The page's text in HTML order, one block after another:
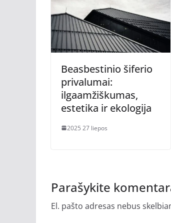
Beasbestinio šiferio
privalumai:
ilgaamžiškumas,
estetika ir ekologija
2025 27 liepos
Parašykite
El. pašto adresas nebus